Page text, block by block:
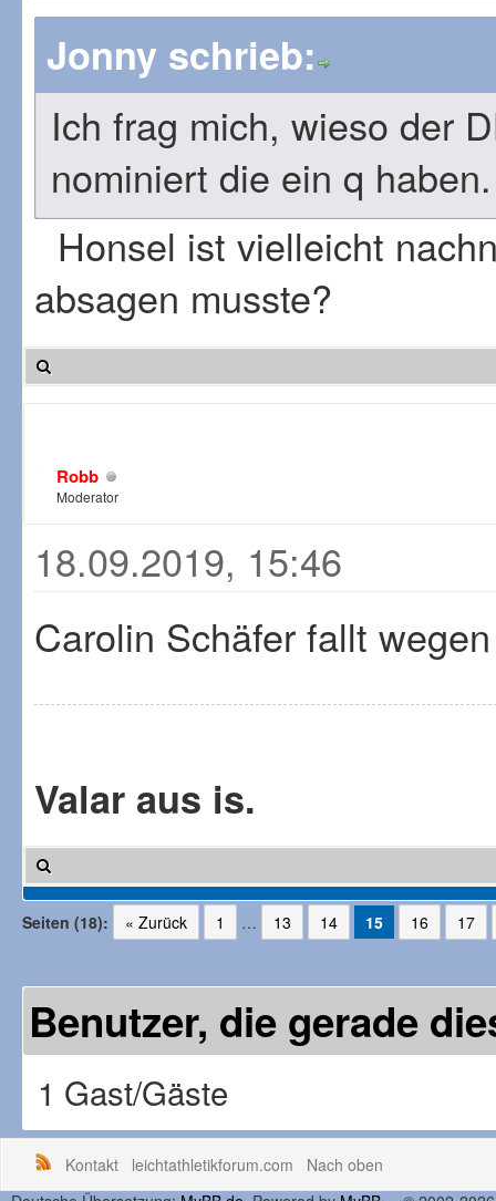
Jonny schrieb:
Ich frag mich, wieso der
nominiert die ein q haben.
Honsel ist vielleicht
absagen musste?
Robb
Moderator
18.09.2019, 15:46
Carolin Schäfer fallt
Valar aus is.
Seiten (18): « Zurück 1 … 13 14 15 16 17
Benutzer, die gerade
1 Gast/Gäste
Kontakt leichtathletikforum.com
Nach oben